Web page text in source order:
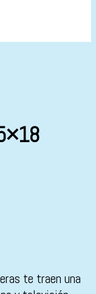
te traen una